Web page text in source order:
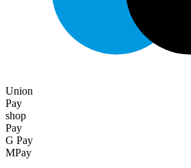
Union
Pay
shop
Pay
G Pay
MPay